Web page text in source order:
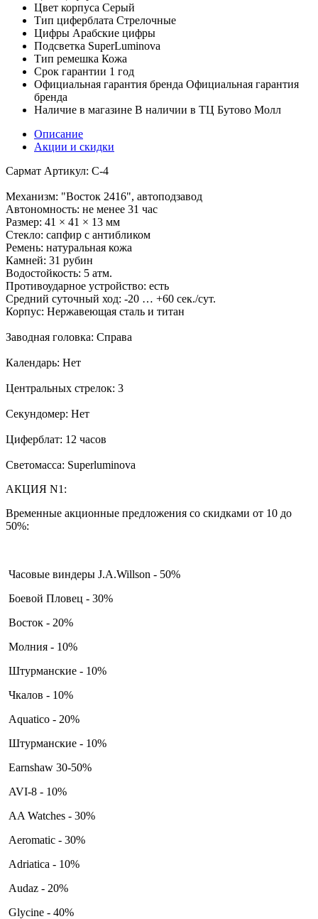
Цвет корпуса Серый
Тип циферблата Стрелочные
Цифры Арабские цифры
Подсветка SuperLuminova
Тип ремешка Кожа
Срок гарантии 1 год
Официальная гарантия бренда Официальная гарантия
бренда
Наличие в магазине В наличии в ТЦ Бутово Молл
Описание
Акции и скидки
Сармат Артикул: С-4
Механизм: "Восток 2416", автоподзавод
Автономность: не менее 31 час
Размер: 41 × 41 × 13 мм
Стекло: сапфир с антибликом
Ремень: натуральная кожа
Камней: 31 рубин
Водостойкость: 5 атм.
Противоударное устройство: есть
Средний суточный ход: -20 … +60 сек./сут.
Корпус: Нержавеющая сталь и титан
Заводная головка: Справа
Календарь: Нет
Центральных стрелок: 3
Секундомер: Нет
Циферблат: 12 часов
Светомасса: Superluminova
АКЦИЯ N1:
Временные акционные предложения со скидками от 10 до
50%:
Часовые виндеры J.A.Willson - 50%
Боевой Пловец - 30%
Восток - 20%
Молния - 10%
Штурманские - 10%
Чкалов - 10%
Aquatico - 20%
Штурманские - 10%
Earnshaw 30-50%
AVI-8 - 10%
AA Watches - 30%
Aeromatic - 30%
Adriatica - 10%
Audaz - 20%
Glycine - 40%